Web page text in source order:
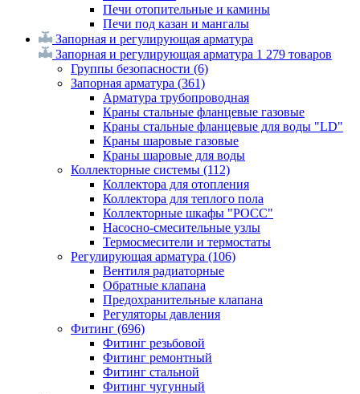
Печи отопительные и камины
Печи под казан и мангалы
Запорная и регулирующая арматура
Запорная и регулирующая арматура 1 279 товаров
Группы безопасности (6)
Запорная арматура (361)
Арматура трубопроводная
Краны стальные фланцевые газовые
Краны стальные фланцевые для воды "LD"
Краны шаровые газовые
Краны шаровые для воды
Коллекторные системы (112)
Коллектора для отопления
Коллектора для теплого пола
Коллекторные шкафы "РОСС"
Насосно-смесительные узлы
Термосмесители и термостаты
Регулирующая арматура (106)
Вентиля радиаторные
Обратные клапана
Предохранительные клапана
Регуляторы давления
Фитинг (696)
Фитинг резьбовой
Фитинг ремонтный
Фитинг стальной
Фитинг чугунный